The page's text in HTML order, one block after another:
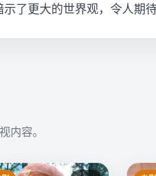
了更大的世界观，令人期待
内容。